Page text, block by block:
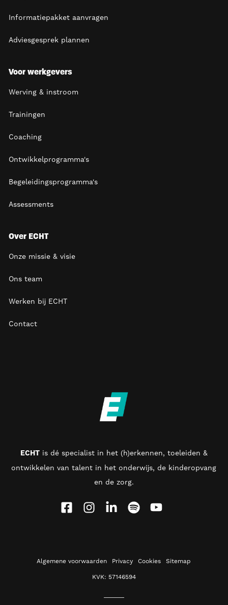
ECHTis dé specialist in het (h)erkennen, toeleiden &
ontwikkelen van talent in het onderwijs, de kinderopvang
en de zorg.
Informatiepakket aanvragen
Adviesgesprek plannen
Voor werkgevers
Werving & instroom
Trainingen
Coaching
Ontwikkelprogramma's
Begeleidingsprogramma's
Assessments
Over ECHT
Onze missie & visie
Ons team
Werken bij ECHT
Contact
Algemene voorwaarden Privacy Cookies Sitemap
KVK: 57146594